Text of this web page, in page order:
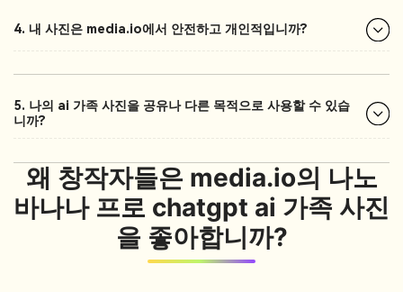
4. 내 사진은 media.io에서 안전하고 개인적입니까?
5. 나의 ai 가족 사진을 공유나 다른 목적으로 사용할 수 있습
니까?
왜 창작자들은 media.io의 나노
바나나 프로 chatgpt ai 가족 사진
을 좋아합니까?